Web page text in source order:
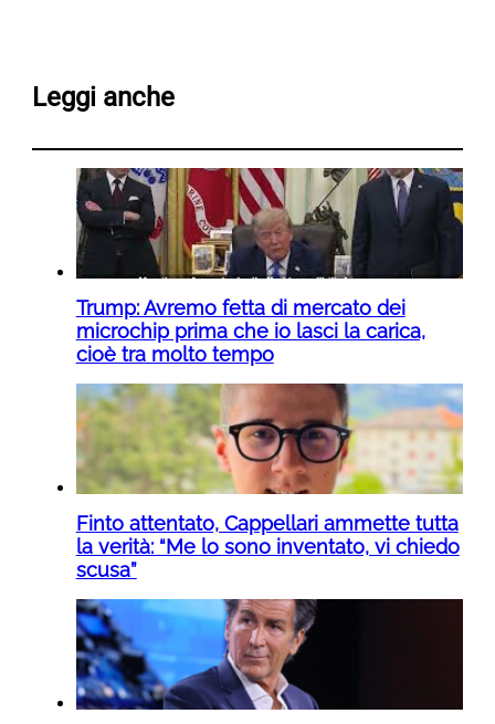
Leggi anche
Trump: Avremo fetta di mercato dei
microchip prima che io lasci la carica,
cioè tra molto tempo
Finto attentato, Cappellari ammette tutta
la verità: “Me lo sono inventato, vi chiedo
scusa”